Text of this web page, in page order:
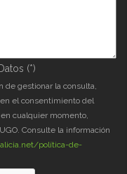
(*)
(*)
de gestionar la consulta,
el consentimiento del
cualquier momento,
Consulte la información
política-de-